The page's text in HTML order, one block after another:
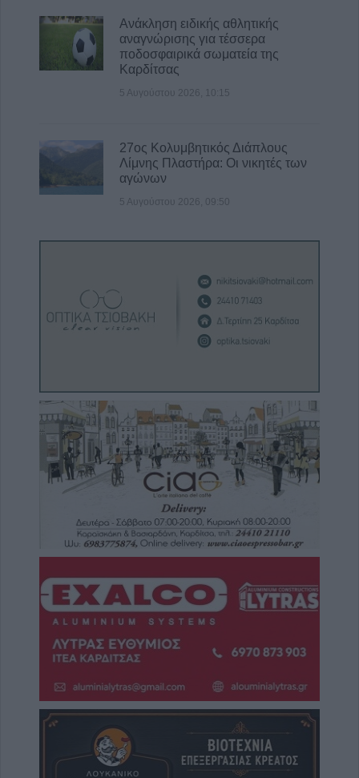
Ανάκληση ειδικής αθλητικής
αναγνώρισης για τέσσερα
ποδοσφαιρικά σωματεία της
Καρδίτσας
5 Αυγούστου 2026, 10:15
27ος Κολυμβητικός Διάπλους
Λίμνης Πλαστήρα: Οι νικητές των
αγώνων
5 Αυγούστου 2026, 09:50